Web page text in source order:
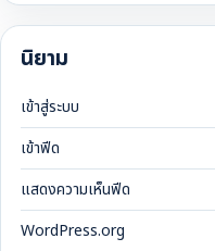
นิยาม
เข้าสู่ระบบ
เข้าฟีด
แสดงความเห็นฟีด
WordPress.org